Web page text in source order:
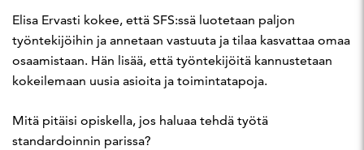
Elisa Ervasti kokee, että SFS:ssä luotetaan paljon
työntekijöihin ja annetaan vastuuta ja tilaa kasvattaa omaa
osaamistaan. Hän lisää, että työntekijöitä kannustetaan
kokeilemaan uusia asioita ja toimintatapoja.
Mitä pitäisi opiskella, jos haluaa tehdä työtä
standardoinnin parissa?